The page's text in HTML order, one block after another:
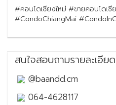
#คอนโดเชียงใหม่ #ขายคอนโดเชี
#CondoChiangMai
สนใจสอบถามรายละเอียด
@baandd.cm
064-4628117